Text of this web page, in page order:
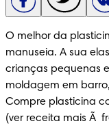
O melhor da
manuseia. A sua
crianças pequenas
moldagem em
Compre plasticina
(ver receita mais Ã